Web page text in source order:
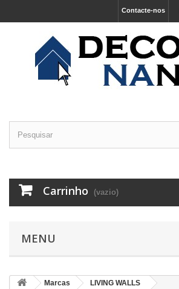
Contacte-nos
Carrinho (vazio)
MENU
Marcas
LIVING WALLS